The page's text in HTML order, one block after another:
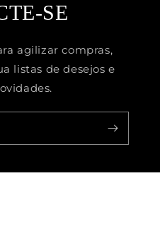
SE
agilizar compras,
listas de desejos e